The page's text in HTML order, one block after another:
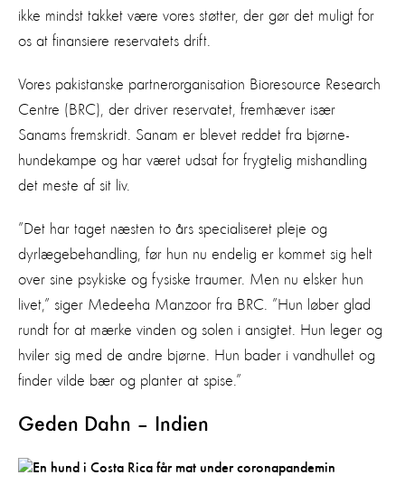
ikke mindst takket være vores støtter, der gør det muligt for
os at finansiere reservatets drift.
Vores pakistanske partnerorganisation Bioresource Research
Centre (BRC), der driver reservatet, fremhæver især
Sanams fremskridt. Sanam er blevet reddet fra bjørne-
hundekampe og har været udsat for frygtelig mishandling
det meste af sit liv.
”Det har taget næsten to års specialiseret pleje og
dyrlægebehandling, før hun nu endelig er kommet sig helt
over sine psykiske og fysiske traumer. Men nu elsker hun
livet,” siger Medeeha Manzoor fra BRC. ”Hun løber glad
rundt for at mærke vinden og solen i ansigtet. Hun leger og
hviler sig med de andre bjørne. Hun bader i vandhullet og
finder vilde bær og planter at spise.”
Geden Dahn – Indien